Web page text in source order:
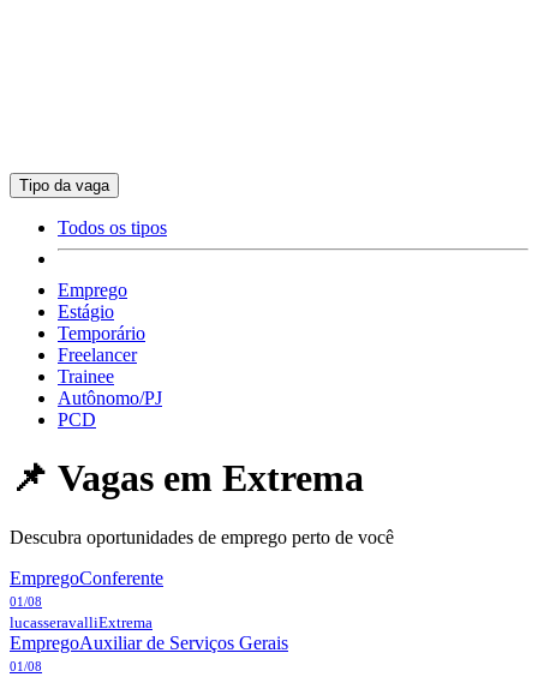
Tipo da vaga
Todos os tipos
Emprego
Estágio
Temporário
Freelancer
Trainee
Autônomo/PJ
PCD
📌 Vagas em Extrema
Descubra oportunidades de emprego perto de você
EmpregoConferente
01/08
lucasseravalliExtrema
EmpregoAuxiliar de Serviços Gerais
01/08